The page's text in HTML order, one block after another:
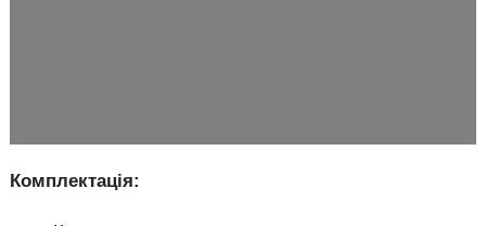
Комплектація: